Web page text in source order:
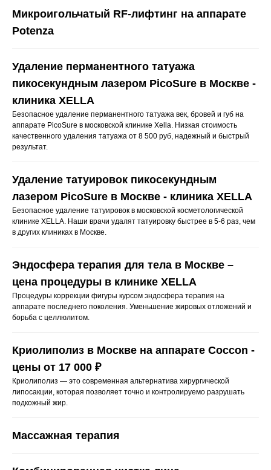
Микроигольчатый RF-лифтинг на аппарате
Potenza
Удаление перманентного татуажа
пикосекундным лазером PicoSure в Москве -
клиника XELLA
Безопасное удаление перманентного татуажа век, бровей и губ на
аппарате PicoSure в московской клинике Xella. Низкая стоимость
качественного удаления татуажа от 8 500 руб, надежный и быстрый
результат.
Удаление татуировок пикосекундным
лазером PicoSure в Москве - клиника XELLA
Безопасное удаление татуировок в московской косметологической
клинике ХELLA. Наши врачи удалят татуировку быстрее в 5-6 раз, чем
в других клиниках в Москве.
Эндосфера терапия для тела в Москве –
цена процедуры в клинике XELLA
Процедуры коррекции фигуры курсом эндосфера терапия на
аппарате последнего поколения. Уменьшение жировых отложений и
борьба с целлюлитом.
Криолиполиз в Москве на аппарате Coccon -
цены от 17 000 ₽
Криолиполиз — это современная альтернатива хирургической
липосакции, которая позволяет точно и контролируемо разрушать
подкожный жир.
Массажная терапия